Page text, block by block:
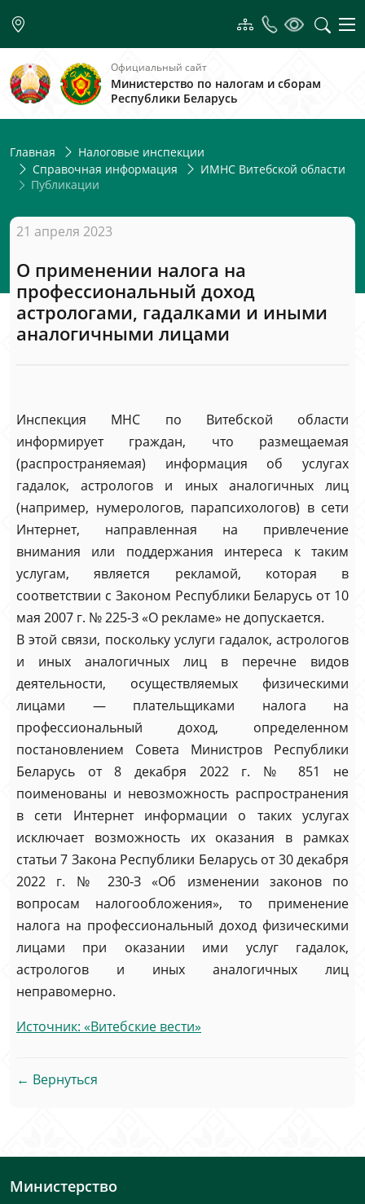
Официальный сайт
Министерство по налогам и сборам
Республики Беларусь
Главная
Налоговые инспекции
Справочная информация
ИМНС Витебской области
Публикации
21 апреля 2023
О применении налога на
профессиональный доход
астрологами, гадалками и иными
аналогичными лицами
Инспекция МНС по Витебской области
информирует граждан, что размещаемая
(распространяемая) информация об услугах
гадалок, астрологов и иных аналогичных лиц
(например, нумерологов, парапсихологов) в сети
Интернет, направленная на привлечение
внимания или поддержания интереса к таким
услугам, является рекламой, которая в
соответствии с Законом Республики Беларусь от 10
мая 2007 г. № 225-З «О рекламе» не допускается.
В этой связи, поскольку услуги гадалок, астрологов
и иных аналогичных лиц в перечне видов
деятельности, осуществляемых физическими
лицами — плательщиками налога на
профессиональный доход, определенном
постановлением Совета Министров Республики
Беларусь от 8 декабря 2022 г. № 851 не
поименованы и невозможность распространения
в сети Интернет информации о таких услугах
исключает возможность их оказания в рамках
статьи 7 Закона Республики Беларусь от 30 декабря
2022 г. № 230-З «Об изменении законов по
вопросам налогообложения», то применение
налога на профессиональный доход физическими
лицами при оказании ими услуг гадалок,
астрологов и иных аналогичных лиц
неправомерно.
Источник: «Витебские вести»
← Вернуться
Министерство